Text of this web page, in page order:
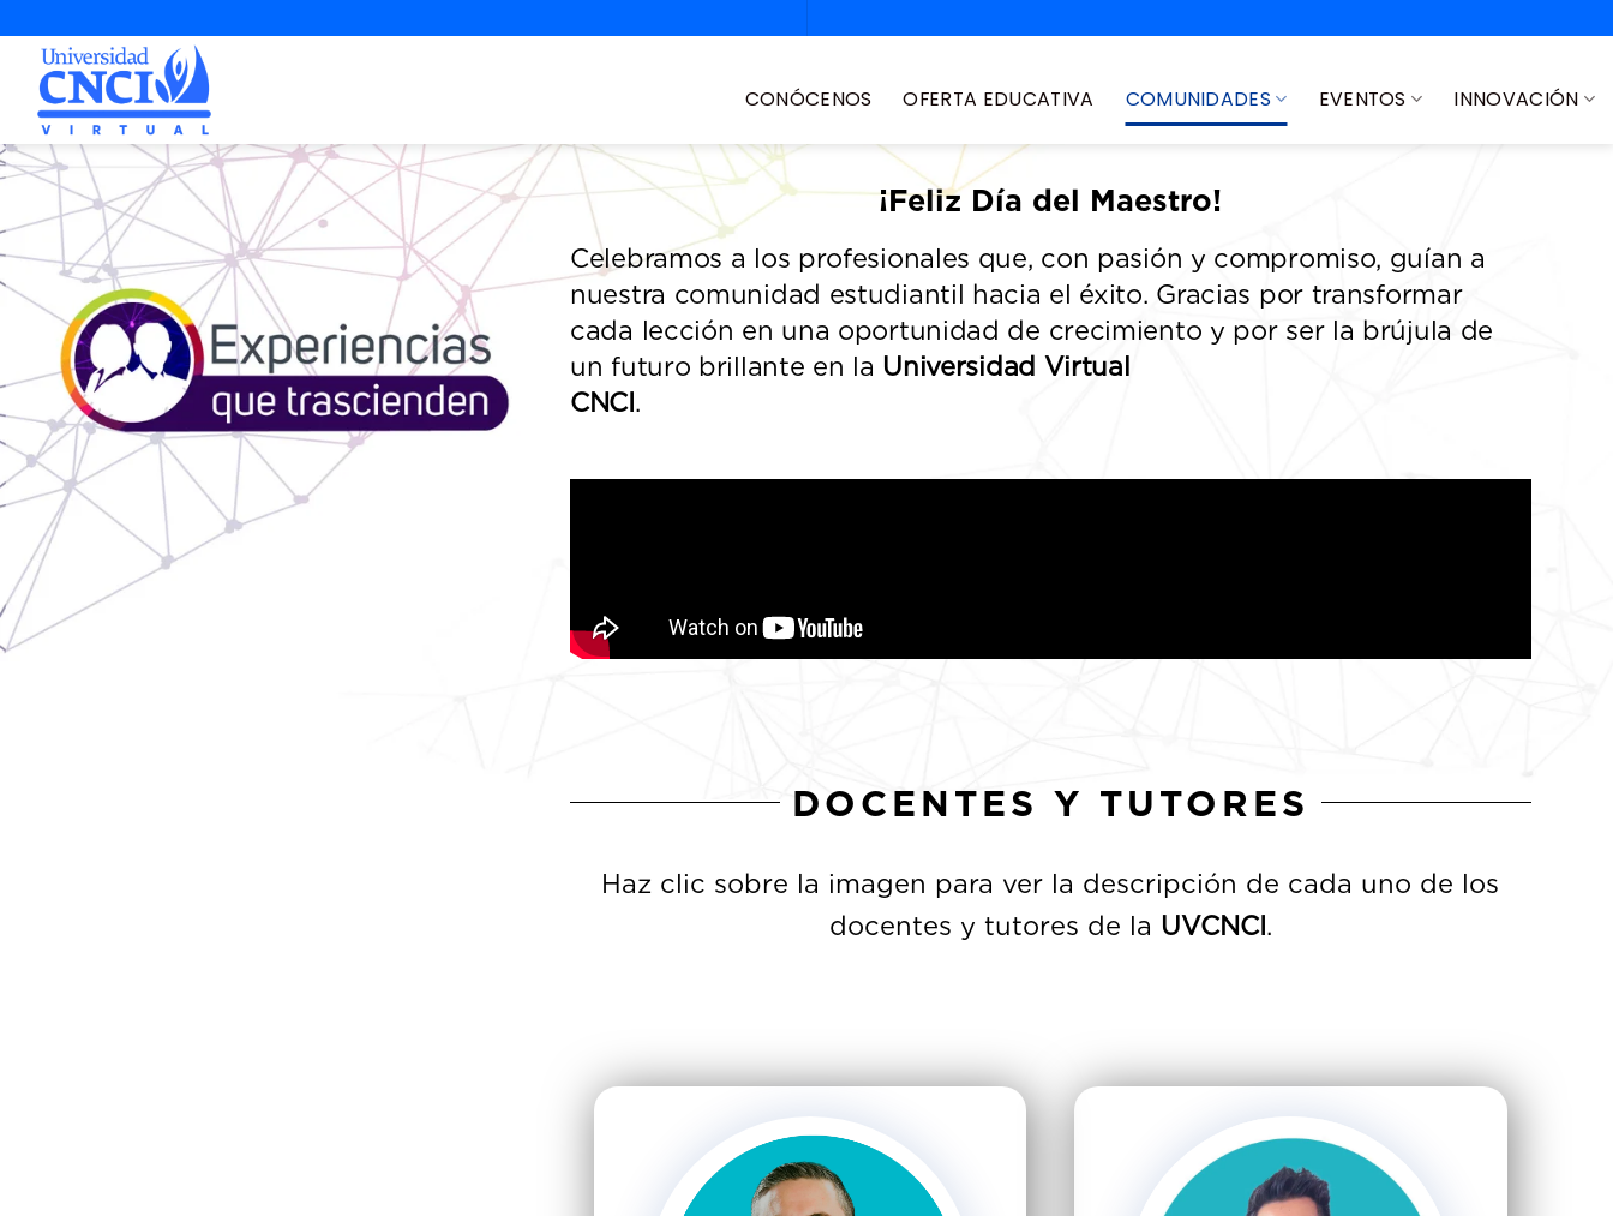
CONÓCENOS OFERTA EDUCATIVA COMUNIDADES EVENTOS INNOVACIÓN
¡Feliz Día del Maestro!
Celebramos a los profesionales que, con pasión y compromiso, guían a
nuestra comunidad estudiantil hacia el éxito. Gracias por transformar
cada lección en una oportunidad de crecimiento y por ser la brújula de
un futuro brillante en la Universidad Virtual
CNCI.
DOCENTES Y TUTORES
Haz clic sobre la imagen para ver la descripción de cada uno de los
docentes y tutores de la UVCNCI.